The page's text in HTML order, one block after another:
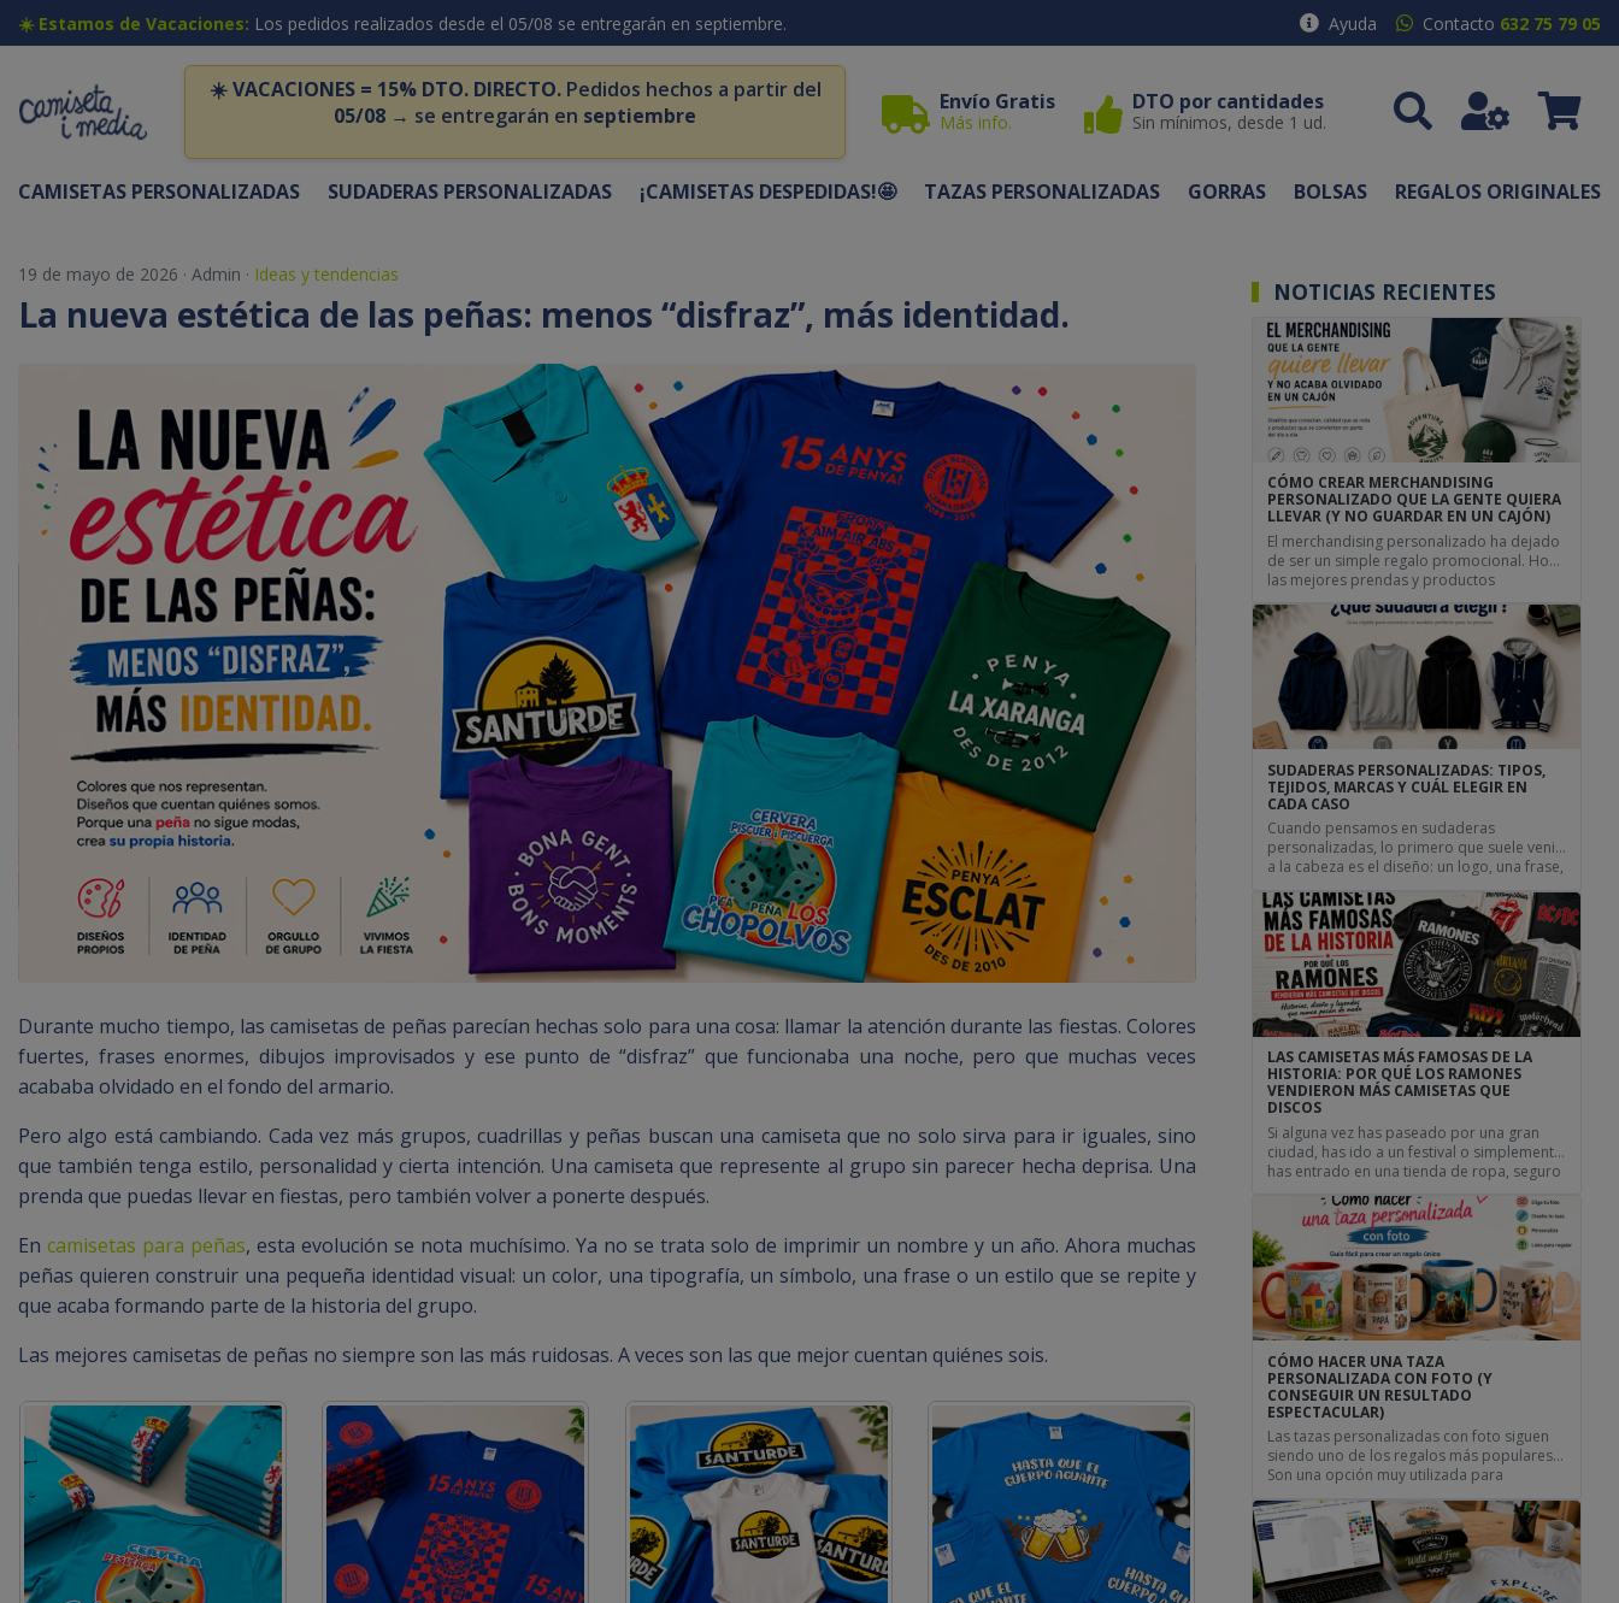
☀️ Estamos de Vacaciones: Los pedidos realizados desde el 05/08 se entregarán en septiembre. Ayuda Contacto 632 75 79 05
☀️VACACIONES = 15% DTO. DIRECTO.Pedidos hechos a partir del
05/08 → se entregarán en septiembre
Envío Gratis
Más info.
DTO por cantidades
Sin mínimos, desde 1 ud.
CAMISETAS PERSONALIZADAS SUDADERAS PERSONALIZADAS ¡CAMISETAS DESPEDIDAS!🤩 TAZAS PERSONALIZADAS GORRAS BOLSAS REGALOS ORIGINALES
19 de mayo de 2026 · Admin · Ideas y tendencias
La nueva estética de las peñas: menos “disfraz”, más identidad.
Durante mucho tiempo, las camisetas de peñas parecían hechas solo para una cosa: llamar la atención durante las fiestas. Colores
fuertes, frases enormes, dibujos improvisados y ese punto de “disfraz” que funcionaba una noche, pero que muchas veces
acababa olvidado en el fondo del armario.
Pero algo está cambiando. Cada vez más grupos, cuadrillas y peñas buscan una camiseta que no solo sirva para ir iguales, sino
que también tenga estilo, personalidad y cierta intención. Una camiseta que represente al grupo sin parecer hecha deprisa. Una
prenda que puedas llevar en fiestas, pero también volver a ponerte después.
En camisetas para peñas, esta evolución se nota muchísimo. Ya no se trata solo de imprimir un nombre y un año. Ahora muchas
peñas quieren construir una pequeña identidad visual: un color, una tipografía, un símbolo, una frase o un estilo que se repite y
que acaba formando parte de la historia del grupo.
Las mejores camisetas de peñas no siempre son las más ruidosas. A veces son las que mejor cuentan quiénes sois.
NOTICIAS RECIENTES
CÓMO CREAR MERCHANDISING
PERSONALIZADO QUE LA GENTE QUIERA
LLEVAR (Y NO GUARDAR EN UN CAJÓN)
El merchandising personalizado ha dejado
de ser un simple regalo promocional. Hoy,
las mejores prendas y productos
difícil: que las personas quieran seguir
utilizándolos durante años. El mejor
merchandising no parece merchandising
Todos hemos recibido alguna vez una
camiseta personalizada, una bolsa de tela
personalizada o una taza personalizada
con […]
SUDADERAS PERSONALIZADAS: TIPOS,
TEJIDOS, MARCAS Y CUÁL ELEGIR EN
CADA CASO
Cuando pensamos en sudaderas
personalizadas, lo primero que suele venir
a la cabeza es el diseño: un logo, una frase,
escudo de un grupo. Pero antes de llegar a
esa parte hay una decisión igual de
importante: elegir bien el tipo de sudadera.
No todas las […]
LAS CAMISETAS MÁS FAMOSAS DE LA
HISTORIA: POR QUÉ LOS RAMONES
VENDIERON MÁS CAMISETAS QUE
DISCOS
Si alguna vez has paseado por una gran
ciudad, has ido a un festival o simplemente
has entrado en una tienda de ropa, seguro
águila dentro de un círculo y cuatro
apellidos escritos alrededor: Joey, Johnny,
Dee Dee y Tommy Ramone. Lo curioso es
que muchas de […]
CÓMO HACER UNA TAZA
PERSONALIZADA CON FOTO (Y
CONSEGUIR UN RESULTADO
ESPECTACULAR)
Las tazas personalizadas con foto siguen
siendo uno de los regalos más populares.
Son una opción muy utilizada para
soltero y soltera o regalos de empresa.
Son prácticas, económicas y, cuando se
diseñan bien, se convierten en un recuerdo
que se utiliza durante años. La buena
noticia es que hoy en […]